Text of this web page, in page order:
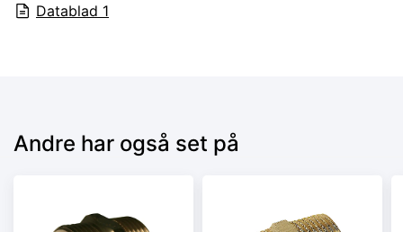
Datablad 1
Andre har også set på